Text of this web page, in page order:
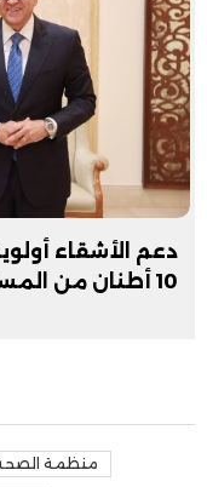
دعم الأشقاء
10 أطنان من المستلزمات الدوائية لدعم لبنان
منظمة الصحة